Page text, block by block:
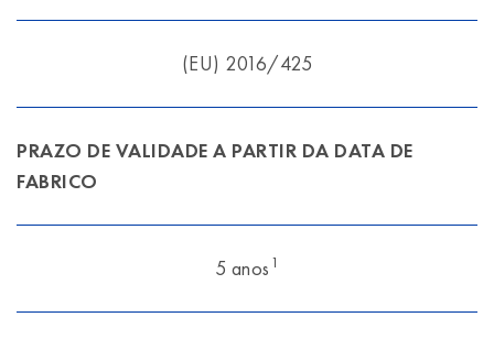
(EU) 2016/425
PRAZO DE VALIDADE A PARTIR DA DATA DE
FABRICO
5 anos 1